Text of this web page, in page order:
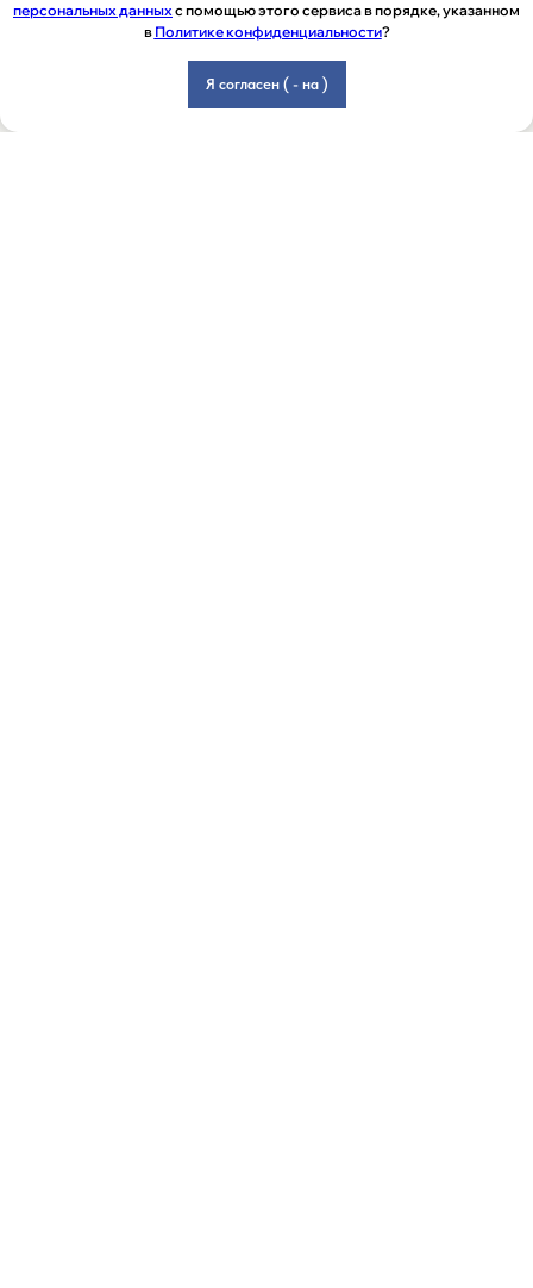
Услуги О нас
персональных данныхс помощью этого сервиса в порядке, указанном
в Политике конфиденциальности?
Я согласен ( - на )